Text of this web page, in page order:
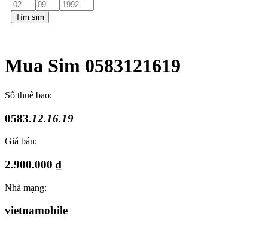
Tìm sim
Mua Sim 0583121619
Số thuê bao:
0583.12.16.19
Giá bán:
2.900.000 ₫
Nhà mạng:
vietnamobile